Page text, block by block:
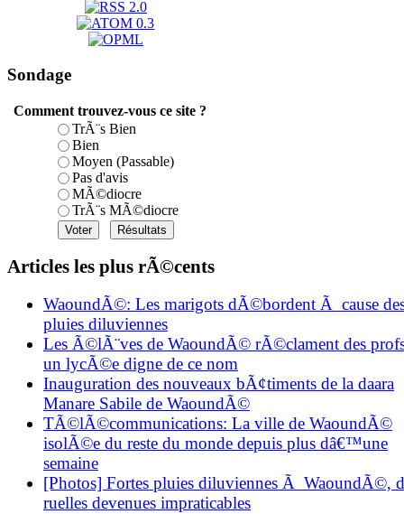
Sondage
Comment trouvez-vous ce site ?
TrÃ¨s Bien
Bien
Moyen (Passable)
Pas d'avis
MÃ©diocre
TrÃ¨s MÃ©diocre
Articles les plus rÃ©cents
WaoundÃ©: Les marigots dÃ©bordent Ã cause
pluies diluviennes
Les Ã©lÃ¨ves de WaoundÃ© rÃ©clament des
un lycÃ©e digne de ce nom
Inauguration des nouveaux bÃ¢timents de la daara
Manare Sabile de WaoundÃ©
TÃ©lÃ©communications: La ville de WaoundÃ©
isolÃ©e du reste du monde depuis plus dâ€™une
semaine
[Photos] Fortes pluies diluviennes Ã WaoundÃ©,
ruelles devenues impraticables